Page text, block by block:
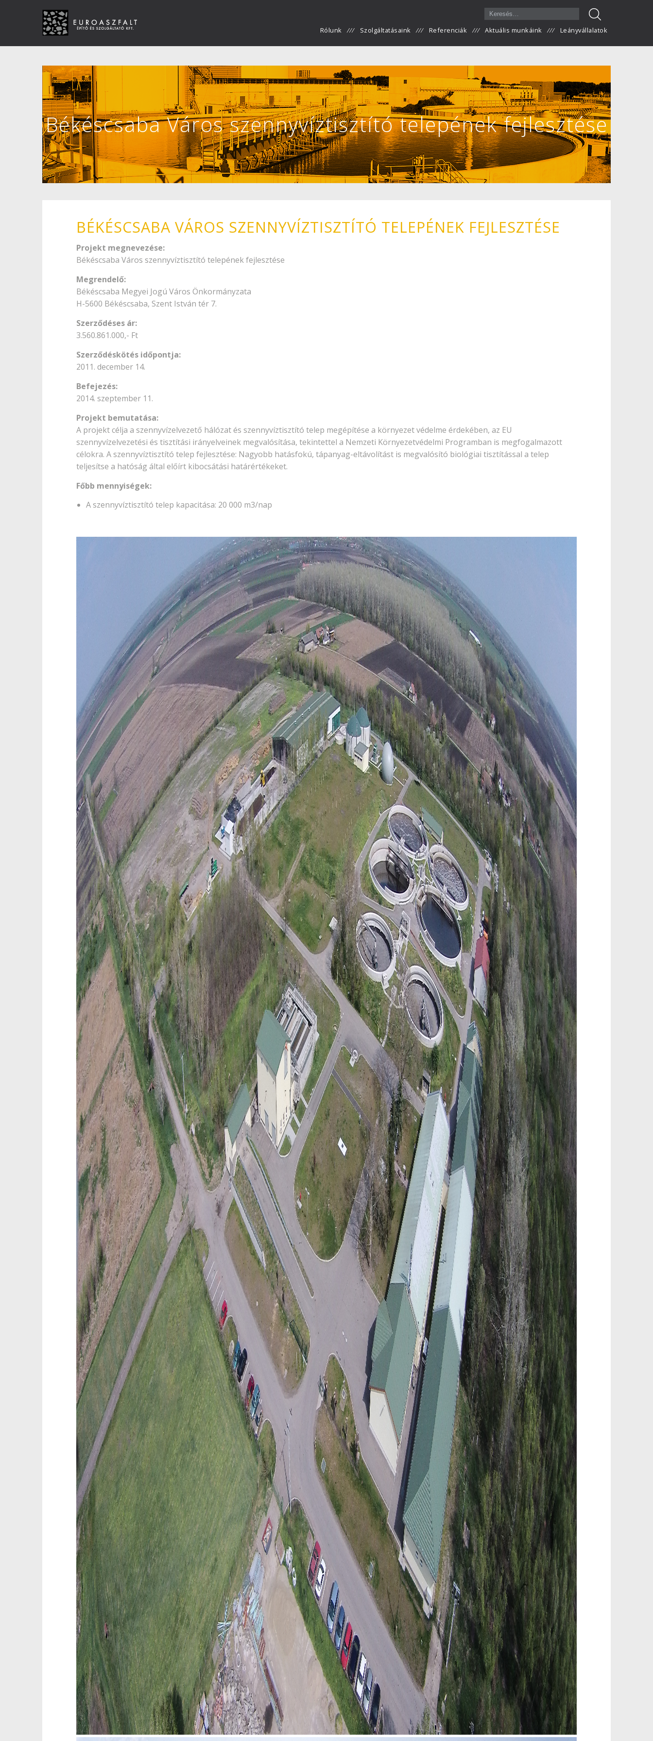
Rólunk Szolgáltatásaink Referenciák Aktuális munkáink Leányvállalatok
Békéscsaba Város szennyvíztisztító telepének fejlesztése
BÉKÉSCSABA VÁROS SZENNYVÍZTISZTÍTÓ TELEPÉNEK FEJLESZTÉSE
Projekt megnevezése:
Békéscsaba Város szennyvíztisztító telepének fejlesztése
Megrendelő:
Békéscsaba Megyei Jogú Város Önkormányzata
H-5600 Békéscsaba, Szent István tér 7.
Szerződéses ár:
3.560.861.000,- Ft
Szerződéskötés időpontja:
2011. december 14.
Befejezés:
2014. szeptember 11.
Projekt bemutatása:
A projekt célja a szennyvízelvezető hálózat és szennyvíztisztító telep megépítése a környezet védelme érdekében, az EU
szennyvízelvezetési és tisztítási irányelveinek megvalósítása, tekintettel a Nemzeti Környezetvédelmi Programban is megfogalmazott
célokra. A szennyvíztisztító telep fejlesztése: Nagyobb hatásfokú, tápanyag-eltávolítást is megvalósító biológiai tisztítással a telep
teljesítse a hatóság által előírt kibocsátási határértékeket.
Főbb mennyiségek:
A szennyvíztisztító telep kapacitása: 20 000 m3/nap